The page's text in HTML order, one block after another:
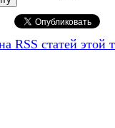
RSS статей этой